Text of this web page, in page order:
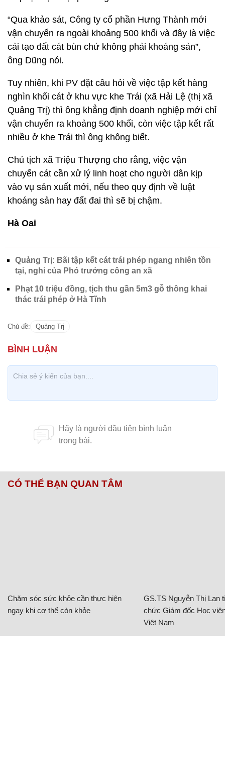
“Qua khảo sát, Công ty cổ phần Hưng Thành mới
vận chuyển ra ngoài khoảng 500 khối và đây là việc
cải tạo đất cát bùn chứ không phải khoáng sản”,
ông Dũng nói.
Tuy nhiên, khi PV đặt câu hỏi về việc tập kết hàng
nghìn khối cát ở khu vực khe Trái (xã Hải Lệ (thị xã
Quảng Trị) thì ông khẳng định doanh nghiệp mới chỉ
vận chuyển ra khoảng 500 khối, còn việc tập kết rất
nhiều ở khe Trái thì ông không biết.
Chủ tịch xã Triệu Thượng cho rằng, việc vận
chuyển cát cần xử lý linh hoạt cho người dân kịp
vào vụ sản xuất mới, nếu theo quy định về luật
khoáng sản hay đất đai thì sẽ bị chậm.
Hà Oai
Quảng Trị: Bãi tập kết cát trái phép ngang nhiên tồn
tại, nghi của Phó trưởng công an xã
Phạt 10 triệu đồng, tịch thu gần 5m3 gỗ thông khai
thác trái phép ở Hà Tĩnh
Chủ đề: Quảng Trị
CÓ THỂ BẠN QUAN TÂM
Chăm sóc sức khỏe cần thực hiện
ngay khi cơ thể còn khỏe
GS.TS Nguyễn Thị Lan
chức Giám đốc Học
Việt Nam